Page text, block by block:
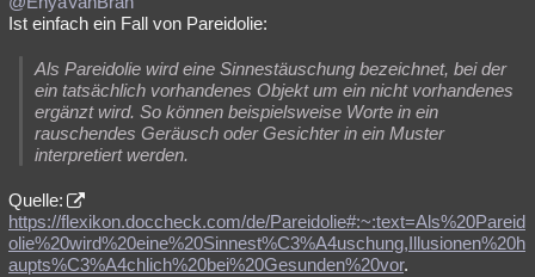
Ist einfach ein Fall von Pareidolie:
Als Pareidolie wird eine Sinnestäuschung bezeichnet, bei der
ein tatsächlich vorhandenes Objekt um ein nicht vorhandenes
ergänzt wird. So können beispielsweise Worte in ein
rauschendes Geräusch oder Gesichter in ein Muster
interpretiert werden.
Quelle:
https://flexikon.doccheck.com/de/Pareidolie#:~:text=Als%20Pareid
olie%20wird%20eine%20Sinnest%C3%A4uschung,Illusionen%20h
aupts%C3%A4chlich%20bei%20Gesunden%20vor.